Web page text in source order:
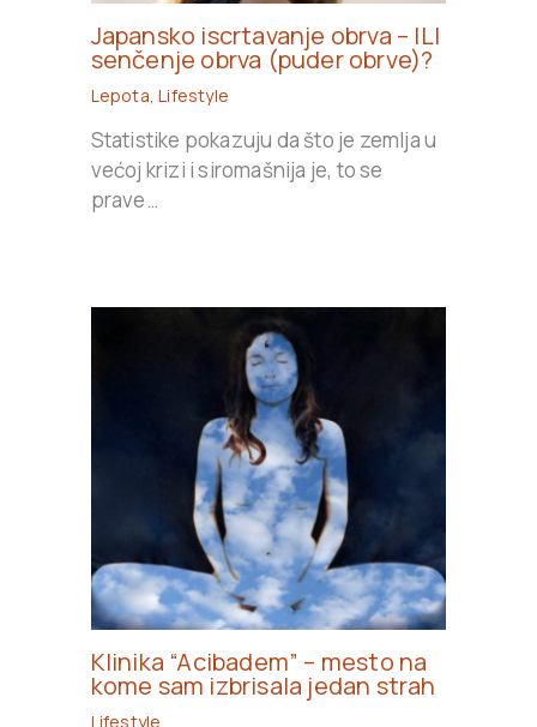
Japansko iscrtavanje obrva – ILI
senčenje obrva (puder obrve)?
Lepota ,Lifestyle
Statistike pokazuju da što je zemlja u
većoj krizi i siromašnija je, to se
prave…
Klinika “Acibadem” – mesto na
kome sam izbrisala jedan strah
Lifestyle